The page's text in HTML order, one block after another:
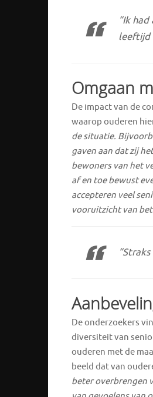
“Ik
leeftijd
Omgaan
De impact van de
waarop ouderen
de situatie.
gaven aan dat zij
bewoners van het
af en toe bewust
accepteren veel
vooruitzicht van
De onderzoekers
diversiteit van
ouderen met de
beeld dat van
beter overbrengen